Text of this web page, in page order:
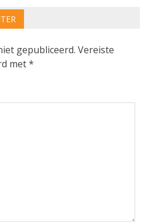
gepubliceerd. Vereiste
met*